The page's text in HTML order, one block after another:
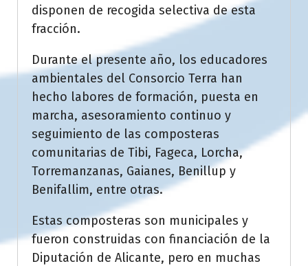
disponen de recogida selectiva de esta
fracción.
Durante el presente año, los educadores
ambientales del Consorcio Terra han
hecho labores de formación, puesta en
marcha, asesoramiento continuo y
seguimiento de las composteras
comunitarias de Tibi, Fageca, Lorcha,
Torremanzanas, Gaianes, Benillup y
Benifallim, entre otras.
Estas composteras son municipales y
fueron construidas con financiación de la
Diputación de Alicante, pero en muchas